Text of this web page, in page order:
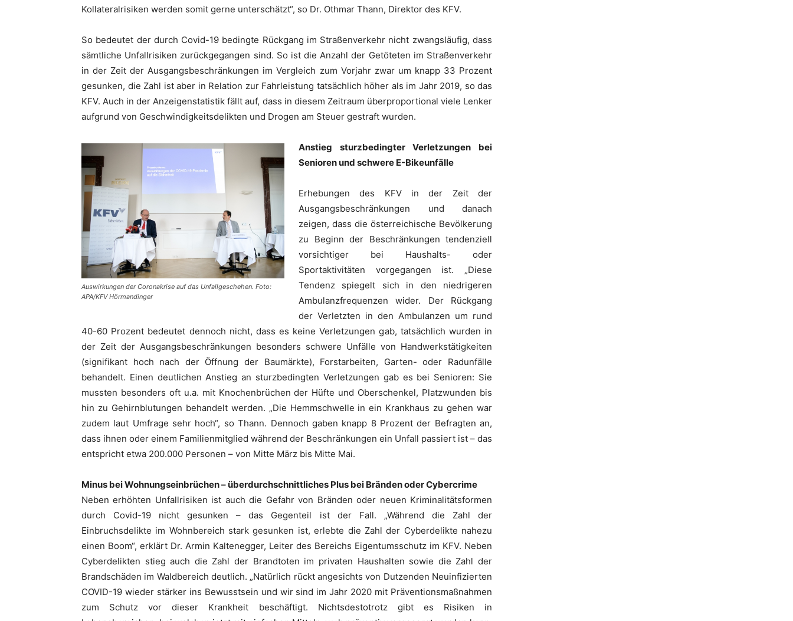
Kollateralrisiken werden somit gerne unterschätzt“, so Dr. Othmar Thann, Direktor des KFV.
So bedeutet der durch Covid-19 bedingte Rückgang im Straßenverkehr nicht zwangsläufig, dass
sämtliche Unfallrisiken zurückgegangen sind. So ist die Anzahl der Getöteten im Straßenverkehr
in der Zeit der Ausgangsbeschränkungen im Vergleich zum Vorjahr zwar um knapp 33 Prozent
gesunken, die Zahl ist aber in Relation zur Fahrleistung tatsächlich höher als im Jahr 2019, so das
KFV. Auch in der Anzeigenstatistik fällt auf, dass in diesem Zeitraum überproportional viele Lenker
aufgrund von Geschwindigkeitsdelikten und Drogen am Steuer gestraft wurden.
Auswirkungen der Coronakrise auf das Unfallgeschehen. Foto:
APA/KFV Hörmandinger
Anstieg sturzbedingter Verletzungen bei
Senioren und schwere E-Bikeunfälle
Erhebungen des KFV in der Zeit der
Ausgangsbeschränkungen und danach
zeigen, dass die österreichische Bevölkerung
zu Beginn der Beschränkungen tendenziell
vorsichtiger bei Haushalts- oder
Sportaktivitäten vorgegangen ist. „Diese
Tendenz spiegelt sich in den niedrigeren
Ambulanzfrequenzen wider. Der Rückgang
der Verletzten in den Ambulanzen um rund
40-60 Prozent bedeutet dennoch nicht, dass es keine Verletzungen gab, tatsächlich wurden in
der Zeit der Ausgangsbeschränkungen besonders schwere Unfälle von Handwerkstätigkeiten
(signifikant hoch nach der Öffnung der Baumärkte), Forstarbeiten, Garten- oder Radunfälle
behandelt. Einen deutlichen Anstieg an sturzbedingten Verletzungen gab es bei Senioren: Sie
mussten besonders oft u.a. mit Knochenbrüchen der Hüfte und Oberschenkel, Platzwunden bis
hin zu Gehirnblutungen behandelt werden. „Die Hemmschwelle in ein Krankhaus zu gehen war
zudem laut Umfrage sehr hoch“, so Thann. Dennoch gaben knapp 8 Prozent der Befragten an,
dass ihnen oder einem Familienmitglied während der Beschränkungen ein Unfall passiert ist – das
entspricht etwa 200.000 Personen – von Mitte März bis Mitte Mai.
Minus bei Wohnungseinbrüchen – überdurchschnittliches Plus bei Bränden oder Cybercrime
Neben erhöhten Unfallrisiken ist auch die Gefahr von Bränden oder neuen Kriminalitätsformen
durch Covid-19 nicht gesunken – das Gegenteil ist der Fall. „Während die Zahl der
Einbruchsdelikte im Wohnbereich stark gesunken ist, erlebte die Zahl der Cyberdelikte nahezu
einen Boom“, erklärt Dr. Armin Kaltenegger, Leiter des Bereichs Eigentumsschutz im KFV. Neben
Cyberdelikten stieg auch die Zahl der Brandtoten im privaten Haushalten sowie die Zahl der
Brandschäden im Waldbereich deutlich. „Natürlich rückt angesichts von Dutzenden Neuinfizierten
COVID-19 wieder stärker ins Bewusstsein und wir sind im Jahr 2020 mit Präventionsmaßnahmen
zum Schutz vor dieser Krankheit beschäftigt. Nichtsdestotrotz gibt es Risiken in